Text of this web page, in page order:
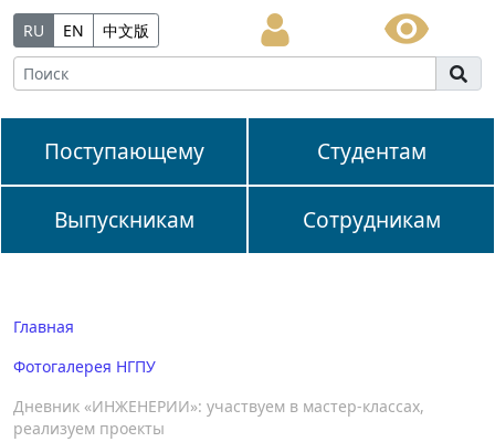
RU EN 中文版
Поступающему Студентам
Выпускникам Сотрудникам
Главная
Фотогалерея НГПУ
Дневник «ИНЖЕНЕРИИ»: участвуем в мастер-классах,
реализуем проекты